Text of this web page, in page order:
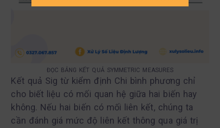
ĐỌC BẢNG KẾT QUẢ SYMMETRIC MEASURES
Kết quả Sig từ kiểm định Chi bình phương chỉ
cho biết liệu có mối quan hệ giữa hai biến hay
không. Nếu hai biến có mối liên kết, chúng ta
cần đánh giá mức độ liên kết thông qua giá trị